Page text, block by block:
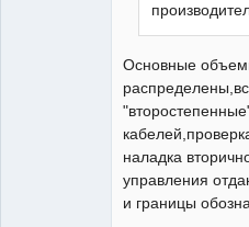
Основные
наладка
управления
и границы